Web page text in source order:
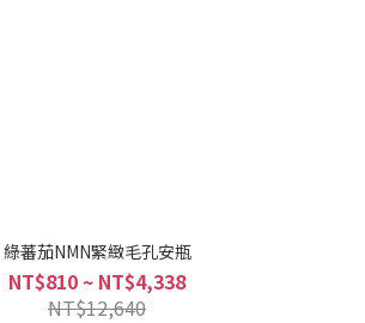
綠蕃茄NMN緊緻毛孔安瓶
NT$810 ~ NT$4,338
NT$12,640